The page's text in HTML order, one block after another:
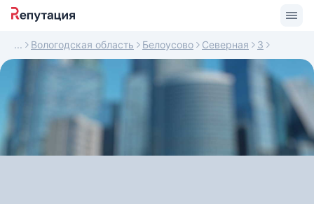
Вологодская область Белоусово Северная 3